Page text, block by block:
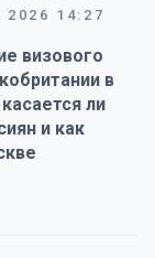
14:27
визового
в
ли
и как